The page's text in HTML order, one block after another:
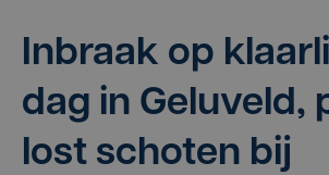
Inbraak op
dag in Gelu­veld,
lost scho­ten bij